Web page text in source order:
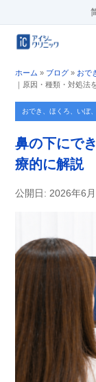
ホーム » ブログ » おで
｜原因・種類・対処法
おでき、ほくろ、いぼ
鼻の下にで
療的に解説
公開日: 2026年6